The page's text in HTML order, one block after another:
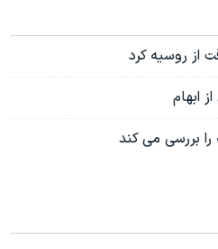
از روسیه کرد
ابهام
بررسی می کند